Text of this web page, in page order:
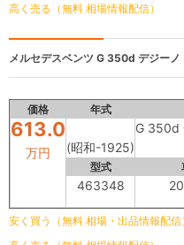
高く売る（無料 相場情報配信）
メルセデスベンツ G 350d デジーノ
価格 年式
613.0
万円 (昭和-1925)
G 350d
型式
463348
安く買う（無料 相場・出品情報配信